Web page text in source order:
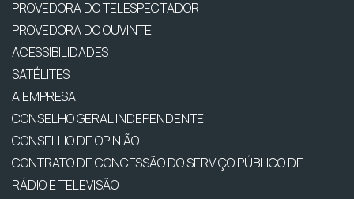
PROVEDORA DO TELESPECTADOR
PROVEDORA DO OUVINTE
ACESSIBILIDADES
SATÉLITES
A EMPRESA
CONSELHO GERAL INDEPENDENTE
CONSELHO DE OPINIÃO
CONTRATO DE CONCESSÃO DO SERVIÇO PÚBLICO DE
RÁDIO E TELEVISÃO